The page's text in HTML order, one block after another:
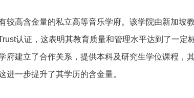
较高含金量的私立高等音乐学府。该学院由新加坡
认证，这表明其教育质量和管理水平达到了一定
府建立了合作关系，提供本科及研究生学位课程，
进一步提升了其学历的含金量。